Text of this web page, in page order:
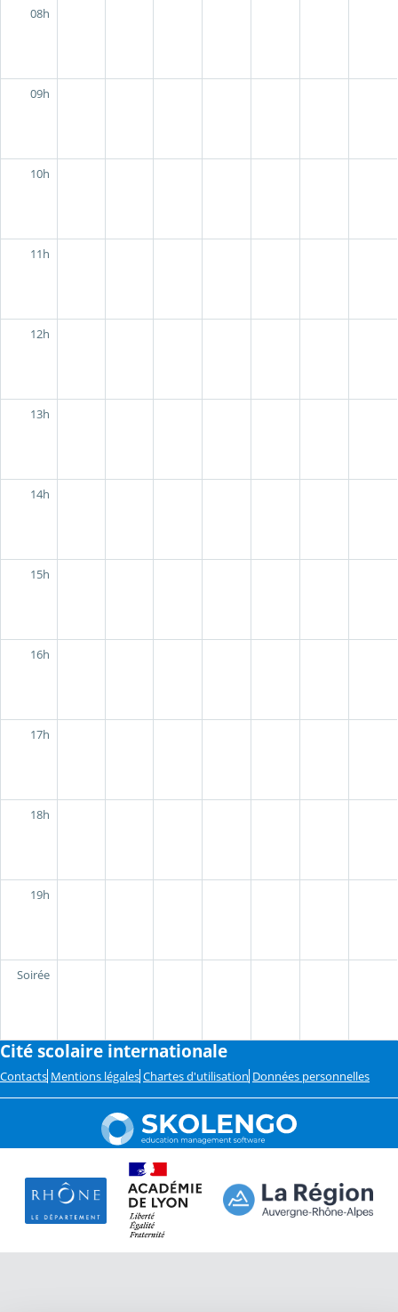
08h
09h
10h
11h
12h
13h
14h
15h
16h
17h
18h
19h
Soirée
Cité scolaire internationale
Contacts Mentions légales Chartes d'utilisation Données personnelles